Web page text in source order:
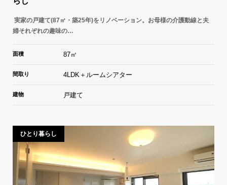
実家の戸建て(87㎡・築25年)をリノベーション。お母様の介護動線と夫
婦それぞれの趣味の…
面積 87㎡
間取り 4LDK＋ルームシアター
建物 戸建て
ひとり暮らし